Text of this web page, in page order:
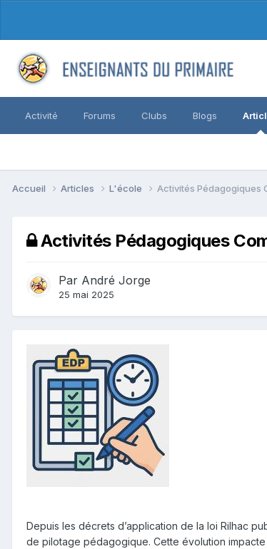
Activité Forums Clubs Blogs
Accueil Articles L'école Activités Pédagogiques
Activités Pédagogiques
Par André Jorge
25 mai 2025
Depuis les décrets d’application de la loi Rilhac
de pilotage pédagogique. Cette évolution